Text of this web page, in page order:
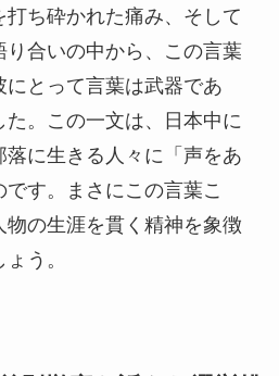
ち砕かれた痛み、そして
り合いの中から、この言葉
にとって言葉は武器であ
た。この一文は、日本中に
に生きる人々に「声をあ
す。まさにこの言葉こ
の生涯を貫く精神を象徴
う。